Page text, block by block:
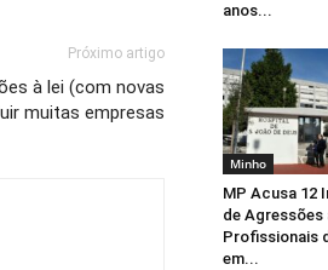
Próximo artigo
à lei (com novas
muitas empresas
anos...
Minho
MP Acusa 12
de Agressões
Profissionais
em...